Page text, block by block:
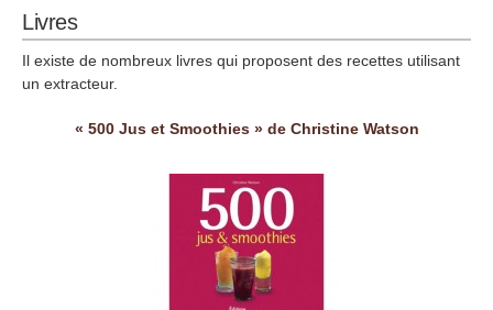
Livres
Il existe de nombreux livres qui proposent des recettes utilisant
un extracteur.
« 500 Jus et Smoothies » de Christine Watson